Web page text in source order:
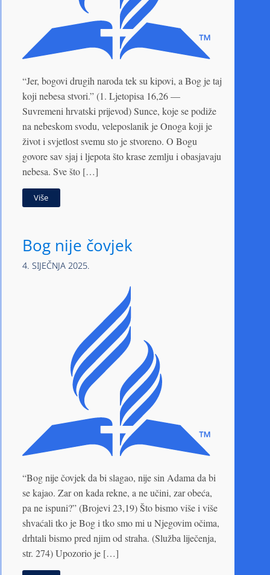
“Jer, bogovi drugih naroda tek su kipovi, a Bog je taj
koji nebesa stvori.” (1. Ljetopisa 16,26 —
Suvremeni hrvatski prijevod) Sunce, koje se podiže
na nebeskom svodu, veleposlanik je Onoga koji je
život i svjetlost svemu sto je stvoreno. O Bogu
govore sav sjaj i ljepota što krase zemlju i obasjavaju
nebesa. Sve što […]
Više
Bog nije čovjek
4. SIJEČNJA 2025.
“Bog nije čovjek da bi slagao, nije sin Adama da bi
se kajao. Zar on kada rekne, a ne učini, zar obeća,
pa ne ispuni?” (Brojevi 23,19) Što bismo više i više
shvaćali tko je Bog i tko smo mi u Njegovim očima,
drhtali bismo pred njim od straha. (Služba liječenja,
str. 274) Upozorio je […]